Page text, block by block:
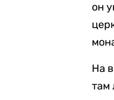
он
На
там